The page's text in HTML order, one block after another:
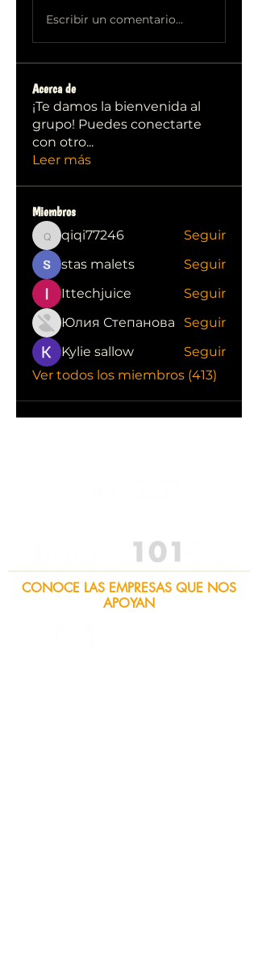
Escribir un comentario...
Acerca de
¡Te damos la bienvenida al
grupo! Puedes conectarte
con otro...
Leer más
Miembros
qiqi77246
qiqi77246
Seguir
stas malets
Seguir
Ittechjuice
Seguir
Юлия Степанова
Seguir
Kylie sallow
Seguir
Ver todos los miembros (413)
CONOCE LAS EMPRESAS QUE NOS
APOYAN